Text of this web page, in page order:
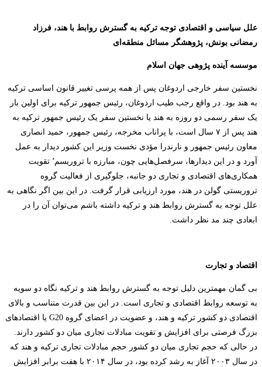
علل سیاسی و اقتصادی توجه ترکیه به گسترش روابط با هند، فرزاد
رمضانی بونش، پژوهشگر مسائل منطقه‌ای
موسسه آینده پژوهی جهان اسلام
نخستین سفر خارجی اردوغان پس از همه پرسی تغییر قانون اساسی ترکیه
به هند بود. در واقع رجب طیب اردوغان، رئیس جمهور ترکیه برای اولین بار
یک سفر رسمی دو روزه به هند یا نخستین سفر یک رئیس جمهور ترکیه به
هند پس از ۷ سال است، با پراناب مخرجه، رئیس جمهور، حمید انصاری
معاون رئیس جمهور و نارندرا مؤدی نخست وزیر این کشور دیدار به عمل
آورد و در این دیدارها، سرفصل‌هایی چون، مبارزه با تروریسم٬ تقویت
همکاری‌های اقتصادی و تجاری دو جانبه، جلوگیری از فعالیت گروه
تروریستی گولن در هند، مورد ارزیابی قرار گرفت. در این بین اگر نگاهی به
علل توجه به گسترش روابط هند و ترکیه داشته باشم می‌توان آن را در
ابعادی چند مد نظر داشت.
اقتصاد و تجارت
بی گمان مهمترین دلیل توجه به گسترش روابط هند و ترکیه نگاه دو سویه
به توسعه روابط اقتصادی و تجاری است. در این بین قدرت متناسب و بالای
اقتصادی دو کشور ترکیه و هند، و عضویت در اعضای گروه
یا اقتصادهای
بزرگ فرصتی برای افزایش و تقویت مبادلات تجاری میان دو کشور دارند.
در حالی که حجم تجاری میان دو کشور حجم مبادلات تجاری ترکیه و هند که
در سال ۲۰۰۳ آغاز به رشد کرده بود، در سال ۲۰۱۴ با هفت برابر افزایش